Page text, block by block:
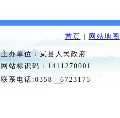
首页 网站地图
主办单位：岚县人民政府
网站标识码：
联系电话